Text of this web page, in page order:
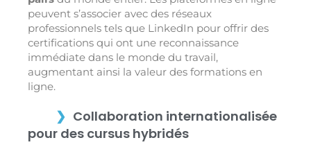
peuvent s’associer avec des réseaux
professionnels tels que LinkedIn pour offrir des
certifications qui ont une reconnaissance
immédiate dans le monde du travail,
augmentant ainsi la valeur des formations en
ligne.
Collaboration internationalisée
pour des cursus hybridés